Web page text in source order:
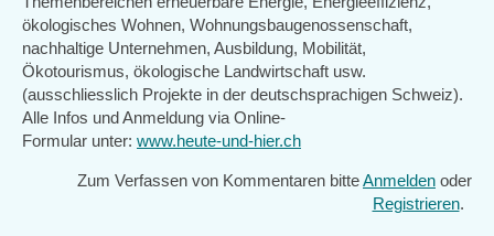
ökologisches Wohnen, Wohnungsbaugenossenschaft,
nachhaltige Unternehmen, Ausbildung, Mobilität,
Ökotourismus, ökologische Landwirtschaft usw.
(ausschliesslich Projekte in der deutschsprachigen Schweiz).
Alle Infos und Anmeldung via Online-
Formular unter: www.heute-und-hier.ch
Zum Verfassen von Kommentaren bitteAnmelden oder
Registrieren.